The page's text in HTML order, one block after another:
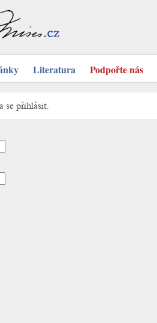
Literatura Podpořte nás
se přihlásit.